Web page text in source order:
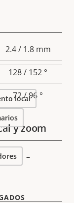
2.4 / 1.8 mm
128 / 152 °
72 / 96 °
y zoom
–
local